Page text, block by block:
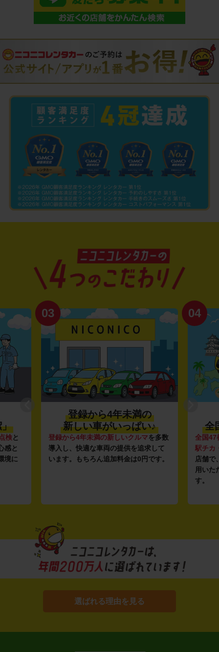
」
検と
感と
境に
03
登録から4年未満の
新しい車がいっぱい♪
登録から4年未満の新しいクルマを多数
導入し、快適な車両の提供を追求して
います。もちろん追加料金は0円です。
04
全
全国47
駅チカ
店舗で
用いた
す。
選ばれる理由を見る